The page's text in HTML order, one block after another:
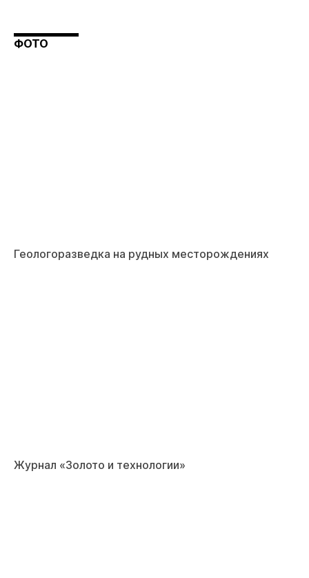
ФОТО
Геологоразведка на рудных месторождениях
Журнал «Золото и технологии»